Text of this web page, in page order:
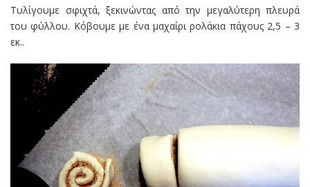
Τυλίγουμε σφιχτά, ξεκινώντας από την μεγαλύτερη πλευρά
του φύλλου. Κόβουμε με ένα μαχαίρι ρολάκια πάχους 2,5 – 3
εκ..